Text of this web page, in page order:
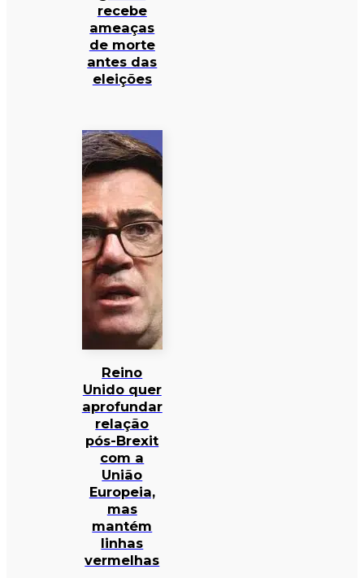
recebe
ameaças
de morte
antes das
eleições
Reino
Unido quer
aprofundar
relação
pós-Brexit
com a
União
Europeia,
mas
mantém
linhas
vermelhas